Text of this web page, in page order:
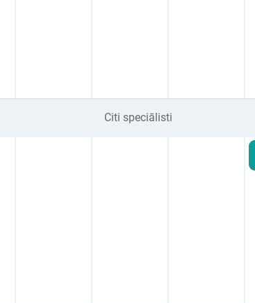
Citi speciālisti